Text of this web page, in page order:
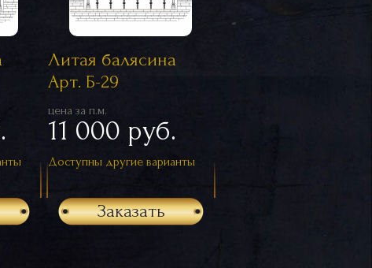
Литая балясина
Арт. Б-29
цена за п.м.
11 000 руб.
Доступны другие варианты
Заказать